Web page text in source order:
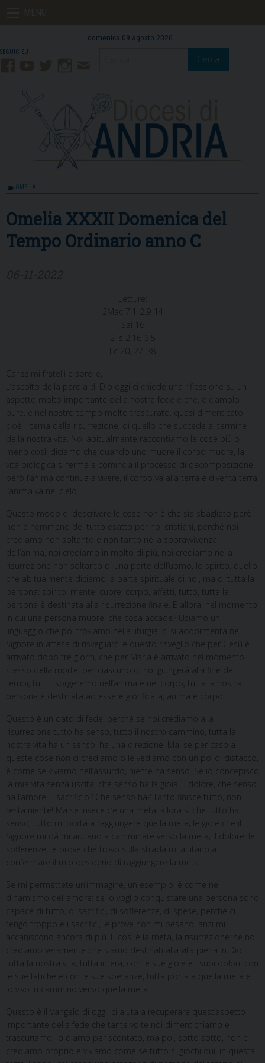
domenica 09 agosto 2026
Mail
Cerca
OMELIA
Omelia XXXII Domenica del
Tempo Ordinario anno C
Letture:
2Mac 7,1-2.9-14
Sal 16
2Ts 2,16-3,5
Lc 20, 27-38
Carissimi fratelli e sorelle,
L’ascolto della parola di Dio oggi ci chiede una riflessione su un
aspetto molto importante della nostra fede e che, diciamolo
pure, è nel nostro tempo molto trascurato, quasi dimenticato,
cioè il tema della risurrezione, di quello che succede al termine
della nostra vita. Noi abitualmente raccontiamo le cose più o
meno così: diciamo che quando uno muore il corpo muore, la
vita biologica si ferma e comincia il processo di decomposizione,
però l’anima continua a vivere, il corpo va alla terra e diventa terra,
l’anima va nel cielo.
Questo modo di descrivere le cose non è che sia sbagliato però
non è nemmeno del tutto esatto per noi cristiani, perché noi
crediamo non soltanto e non tanto nella sopravvivenza
dell’anima, noi crediamo in molto di più, noi crediamo nella
risurrezione non soltanto di una parte dell’uomo, lo spirito, quello
che abitualmente diciamo la parte spirituale di noi, ma di tutta la
persona: spirito, mente, cuore, corpo, affetti, tutto, tutta la
persona è destinata alla risurrezione finale. E allora, nel momento
in cui una persona muore, che cosa accade? Usiamo un
linguaggio che poi troviamo nella liturgia: ci si addormenta nel
Signore in attesa di risvegliarci e questo risveglio che per Gesù è
arrivato dopo tre giorni, che per Maria è arrivato nel momento
stesso della morte, per ciascuno di noi giungerà alla fine dei
tempi; tutti risorgeremo nell’anima e nel corpo, tutta la nostra
persona è destinata ad essere glorificata, anima e corpo.
Questo è un dato di fede, perché se noi crediamo alla
risurrezione tutto ha senso, tutto il nostro cammino, tutta la
nostra vita ha un senso, ha una direzione. Ma, se per caso a
queste cose non ci crediamo o le vediamo con un po’ di distacco,
è come se viviamo nell’assurdo, niente ha senso. Se io concepisco
la mia vita senza uscita, che senso ha la gioia, il dolore, che senso
ha l’amore, il sacrificio? Che senso ha? Tanto finisce tutto, non
resta niente! Ma se invece c’è una meta, allora sì che tutto ha
senso, tutto mi porta a raggiungere quella meta; le gioie che il
Signore mi dà mi aiutano a camminare verso la meta; il dolore, le
sofferenze, le prove che trovo sulla strada mi aiutano a
confermare il mio desiderio di raggiungere la meta.
Se mi permettete un’immagine, un esempio: è come nel
dinamismo dell’amore: se io voglio conquistare una persona sono
capace di tutto, di sacrifici, di sofferenze, di spese, perché ci
tengo troppo e i sacrifici, le prove non mi pesano, anzi mi
accaniscono ancora di più. E così è la meta, la risurrezione: se noi
crediamo veramente che siamo destinati alla vita piena in Dio,
tutta la nostra vita, tutta intera, con le sue gioie e i suoi dolori, con
le sue fatiche e con le sue speranze, tutta porta a quella meta e
io vivo in cammino verso quella meta.
Questo è il Vangelo di oggi, ci aiuta a recuperare quest’aspetto
importante della fede che tante volte noi dimentichiamo e
trascuriamo; lo diamo per scontato, ma poi, sotto sotto, non ci
crediamo proprio e viviamo come se tutto si giochi qui, in questa